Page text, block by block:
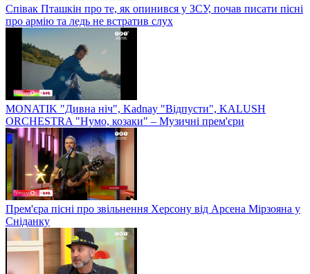
Співак Пташкін про те, як опинився у ЗСУ, почав писати пісні
про армію та ледь не встратив слух
MONATIK "Дивна ніч", Kadnay "Відпусти", KALUSH
ORCHESTRA "Нумо, козаки" – Музичні прем'єри
Прем'єра пісні про звільнення Херсону від Арсена Мірзояна у
Сніданку